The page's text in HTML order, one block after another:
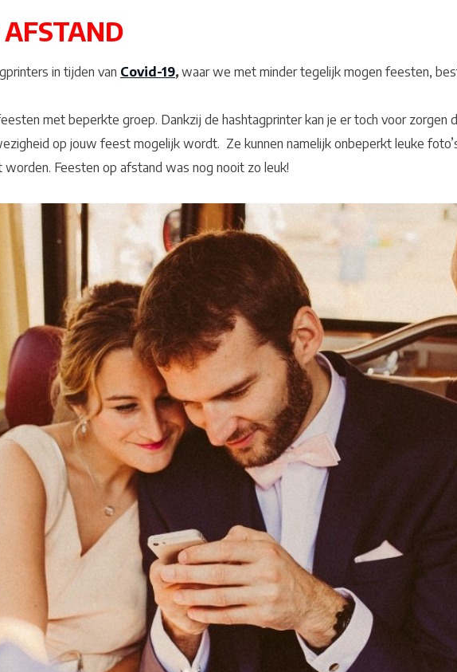
in tijden van Covid-19,waar we met minder tegelijk mogen feesten,
met beperkte groep. Dankzij de hashtagprinter kan je er toch voor zorgen
op jouw feest mogelijk wordt. Ze kunnen namelijk onbeperkt leuke
Feesten op afstand was nog nooit zo leuk!